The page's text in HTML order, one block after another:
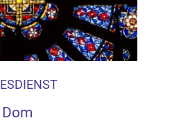
profilbasierter Werbung.
Cookie-